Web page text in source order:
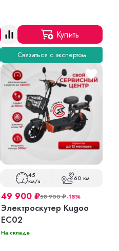
Купить
Связаться с экспертом
45
км/ч 60 км
49 900 ₽58 900₽-15%
Электроскутер Kugoo
EC02
На складе